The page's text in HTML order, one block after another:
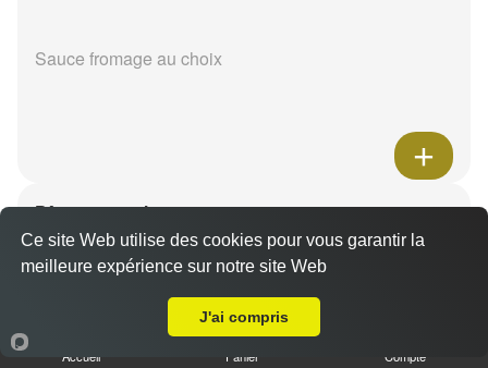
Sauce fromage au choix
Pâtes au poulet
Dès9.90 €
Sauce fromage au choix
Accueil Panier Compte
Ce site Web utilise des cookies pour vous garantir la
meilleure expérience sur notre site Web
J'ai compris